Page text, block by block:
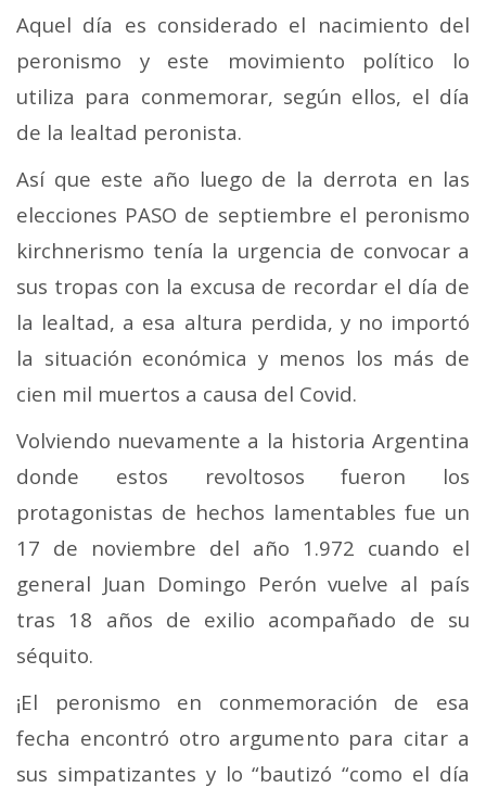
Aquel día es considerado el nacimiento del
peronismo y este movimiento político lo
utiliza para conmemorar, según ellos, el día
de la lealtad peronista.
Así que este año luego de la derrota en las
elecciones PASO de septiembre el peronismo
kirchnerismo tenía la urgencia de convocar a
sus tropas con la excusa de recordar el día de
la lealtad, a esa altura perdida, y no importó
la situación económica y menos los más de
cien mil muertos a causa del Covid.
Volviendo nuevamente a la historia Argentina
donde estos revoltosos fueron los
protagonistas de hechos lamentables fue un
17 de noviembre del año 1.972 cuando el
general Juan Domingo Perón vuelve al país
tras 18 años de exilio acompañado de su
séquito.
¡El peronismo en conmemoración de esa
fecha encontró otro argumento para citar a
sus simpatizantes y lo “bautizó “como el día